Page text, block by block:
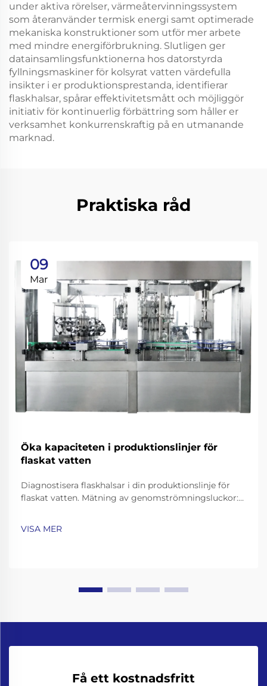
under aktiva rörelser, värmeåtervinningssystem
som återanvänder termisk energi samt optimerade
mekaniska konstruktioner som utför mer arbete
med mindre energiförbrukning. Slutligen ger
datainsamlingsfunktionerna hos datorstyrda
fyllningsmaskiner för kolsyrat vatten värdefulla
insikter i er produktionsprestanda, identifierar
flaskhalsar, spårar effektivitetsmått och möjliggör
initiativ för kontinuerlig förbättring som håller er
verksamhet konkurrenskraftig på en utmanande
marknad.
Praktiska råd
09
Mar
Öka kapaciteten i produktionslinjer för
flaskat vatten
Diagnostisera flaskhalsar i din produktionslinje för
flaskat vatten. Mätning av genomströmningsluckor:
uppfyller kraven bör du undersöka tre
VISA MER
Få ett kostnadsfritt